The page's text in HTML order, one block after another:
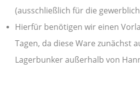
(ausschließlich für die
Hierfür benötigen wir einen
Tagen, da diese Ware zunächst
Lagerbunker außerhalb von